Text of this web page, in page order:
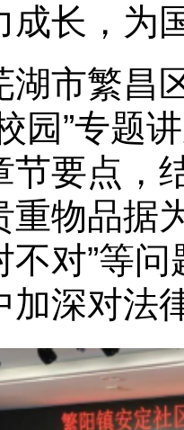
成长，为
繁昌区
园”专题
节要点，
物品据
不对”等
加深对法